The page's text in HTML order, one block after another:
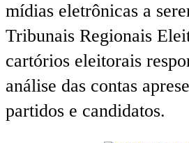
mídias eletrônicas a
Tribunais Regionais
cartórios eleitorais
análise das contas
partidos e candidatos.